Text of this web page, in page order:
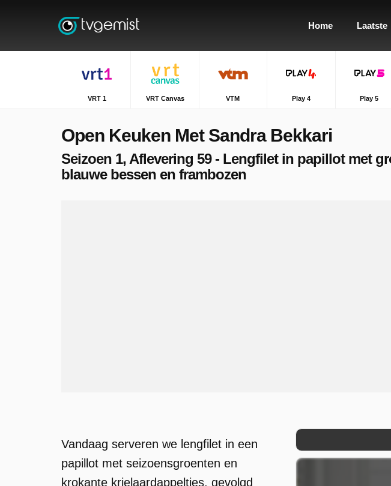
Home Laatste
VRT 1 VRT Canvas VTM Play 4 Play 5
Open Keuken Met Sandra Bekkari
Seizoen 1, Aflevering 59 - Lengfilet in papillot met
blauwe bessen en frambozen
Vandaag serveren we lengfilet in een
papillot met seizoensgroenten en
krokante krielaardappeltjes, gevolgd